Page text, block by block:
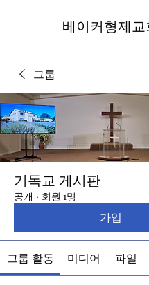
베이커형제교
그룹
기독교 게시판
공개 · 회원 1명
가입
그룹 활동 미디어 파일